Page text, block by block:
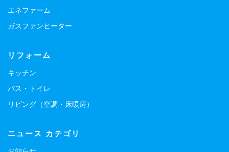
エネファーム
ガスファンヒーター
リフォーム
キッチン
バス・トイレ
リビング（空調・床暖房）
ニュース カテゴリ